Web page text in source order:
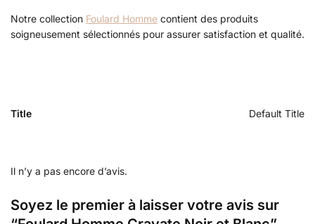
Notre collection Foulard Homme contient des produits
soigneusement sélectionnés pour assurer satisfaction et qualité.
Title Default Title
Il n’y a pas encore d’avis.
Soyez le premier à laisser votre avis sur